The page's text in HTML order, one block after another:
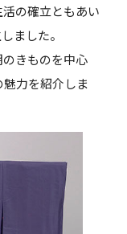
の確立ともあい
ました。
きものを中心
力を紹介しま